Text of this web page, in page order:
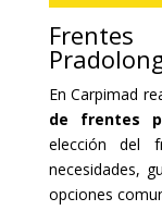
En Carpimad
de frentes
elección del
necesidades,
opciones